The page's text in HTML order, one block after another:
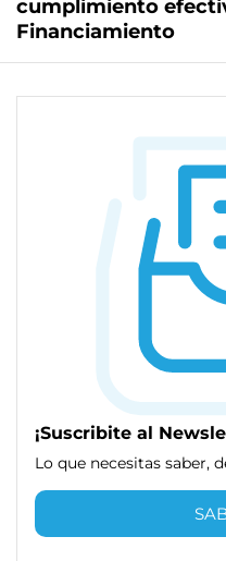
cumplimiento
Financiamiento
¡Suscribite al
Lo que necesitas saber,